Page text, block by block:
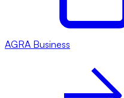
AGRA Business